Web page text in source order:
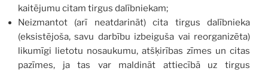
kaitējumu citam tirgus dalībniekam;
Neizmantot (arī neatdarināt) cita tirgus dalībnieka
(eksistējoša, savu darbību izbeiguša vai reorganizēta)
likumīgi lietotu nosaukumu, atšķirības zīmes un citas
pazīmes, ja tas var maldināt attiecībā uz tirgus